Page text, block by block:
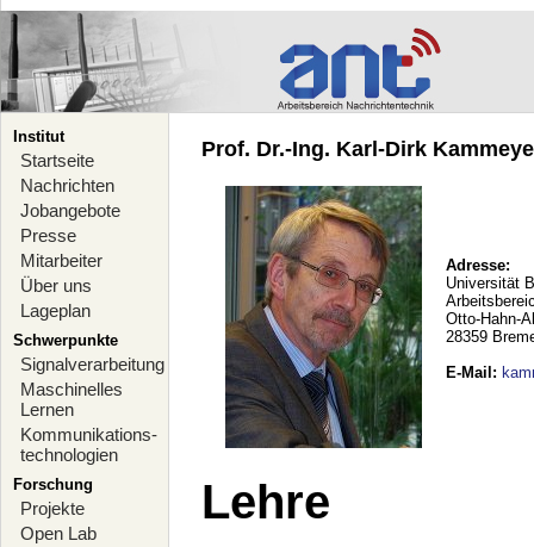
Institut
Startseite
Nachrichten
Jobangebote
Presse
Mitarbeiter
Über uns
Lageplan
Schwerpunkte
Signalverarbeitung
Maschinelles
Lernen
Kommunikations-
technologien
Forschung
Projekte
Open Lab
Prof. Dr.-Ing. Karl-Dirk
Adresse:
Universität
Otto-Hahn-
28359
E-Mail :
Lehre